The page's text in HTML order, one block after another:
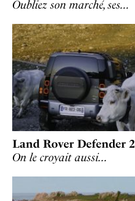
Oubliez son marché, ses…
Land Rover Defender
On le croyait aussi…